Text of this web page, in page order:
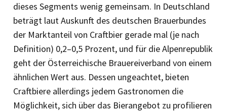
dieses Segments wenig gemeinsam. In Deutschland
beträgt laut Auskunft des deutschen Brauerbundes
der Marktanteil von Craftbier gerade mal (je nach
Definition) 0,2–0,5 Prozent, und für die Alpenrepublik
geht der Österreichische Brauereiverband von einem
ähnlichen Wert aus. Dessen ungeachtet, bieten
Craftbiere allerdings jedem Gas­tronomen die
Möglichkeit, sich über das Bierangebot zu profilieren